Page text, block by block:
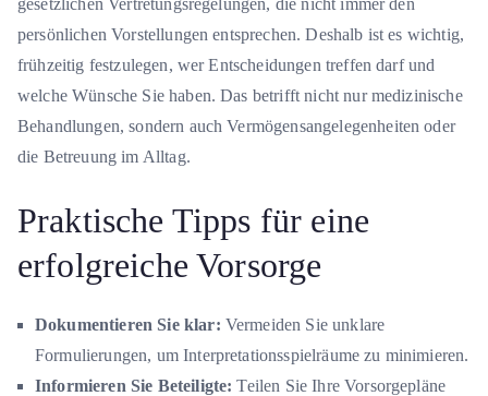
gesetzlichen Vertretungsregelungen, die nicht immer den
persönlichen Vorstellungen entsprechen. Deshalb ist es wichtig,
frühzeitig festzulegen, wer Entscheidungen treffen darf und
welche Wünsche Sie haben. Das betrifft nicht nur medizinische
Behandlungen, sondern auch Vermögensangelegenheiten oder
die Betreuung im Alltag.
Praktische Tipps für eine
erfolgreiche Vorsorge
Dokumentieren Sie klar: Vermeiden Sie unklare
Formulierungen, um Interpretationsspielräume zu minimieren.
Informieren Sie Beteiligte: Teilen Sie Ihre Vorsorgepläne